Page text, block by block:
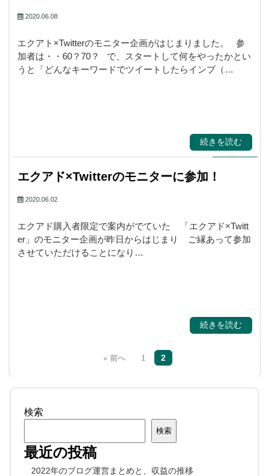
2020.06.08
エクアト×Twitterのモニター企画がはじまりました。 参
加者は・・60？70？ で、スタートして何をやったかとい
うと「どんなキーワードでツイートしたらインプ（…
続きを読む
エクアド×Twitterのモニターに参加！
2020.06.02
エクアド購入者限定で案内がでていた 「エクアド×Twitt
er」のモニター企画が昨日からはじまり ご縁あって参加
させていただけることになり…
続きを読む
« 前へ 1 2
検索
検索
最近の投稿
2022年のブログ運営まとめと、収益の推移